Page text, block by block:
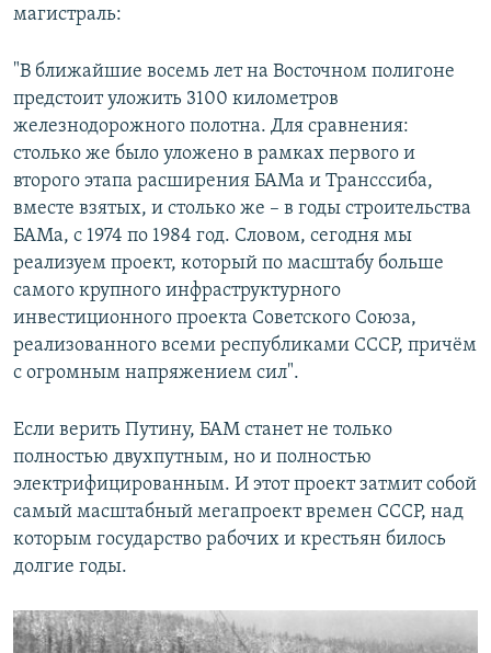
магистраль:
"В ближайшие восемь лет на Восточном полигоне
предстоит уложить 3100 километров
железнодорожного полотна. Для сравнения:
столько же было уложено в рамках первого и
второго этапа расширения БАМа и Трансссиба,
вместе взятых, и столько же – в годы строительства
БАМа, с 1974 по 1984 год. Словом, сегодня мы
реализуем проект, который по масштабу больше
самого крупного инфраструктурного
инвестиционного проекта Советского Союза,
реализованного всеми республиками СССР, причём
с огромным напряжением сил".
Если верить Путину, БАМ станет не только
полностью двухпутным, но и полностью
электрифицированным. И этот проект затмит собой
самый масштабный мегапроект времен СССР, над
которым государство рабочих и крестьян билось
долгие годы.